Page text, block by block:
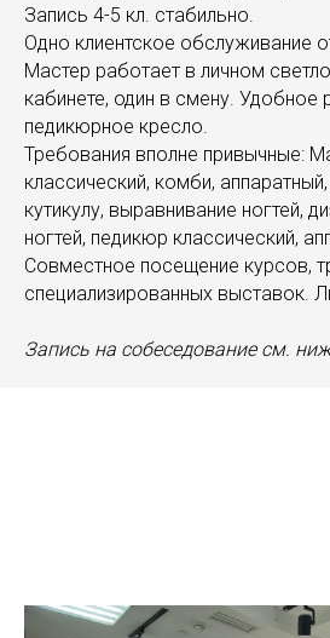
Запись 4-5 кл. стабильно.
Одно клиентское обслуживание
Мастер работает в личном
кабинете, один в смену. Удобное
педикюрное кресло.
Требования вполне привычные:
классический, комби,
кутикулу, выравнивание ногтей,
ногтей, педикюр классический,
Совместное посещение курсов,
специализированных выставок.
Запись на собеседование см.